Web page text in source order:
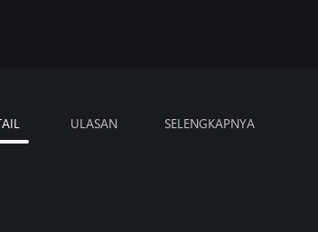
ULASAN SELENGKAPNYA